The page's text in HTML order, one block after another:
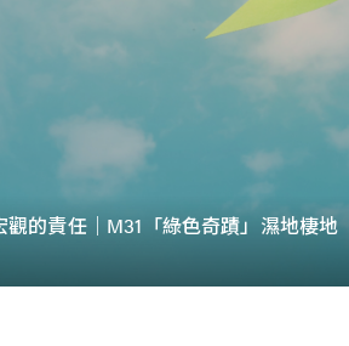
觀的責任｜M31「綠色奇蹟」濕地棲地